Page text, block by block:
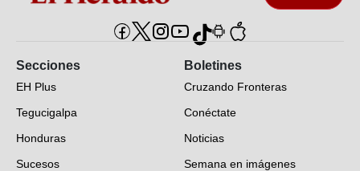
Secciones
EH Plus
Tegucigalpa
Honduras
Sucesos
Boletines
Cruzando Fronteras
Conéctate
Noticias
Semana en imágenes